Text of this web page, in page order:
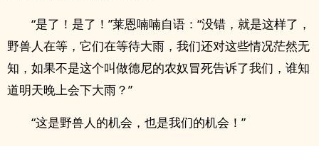
“是了！是了！”莱恩喃喃自语：“没错，就是这样了，
野兽人在等，它们在等待大雨，我们还对这些情况茫然无
知，如果不是这个叫做德尼的农奴冒死告诉了我们，谁知
道明天晚上会下大雨？”
“这是野兽人的机会，也是我们的机会！”